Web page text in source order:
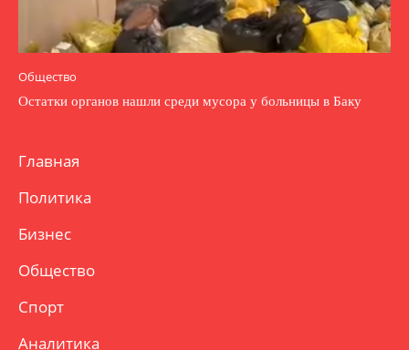
Общество
Остатки органов нашли среди мусора у больницы в Баку
Главная
Политика
Бизнес
Общество
Спорт
Аналитика